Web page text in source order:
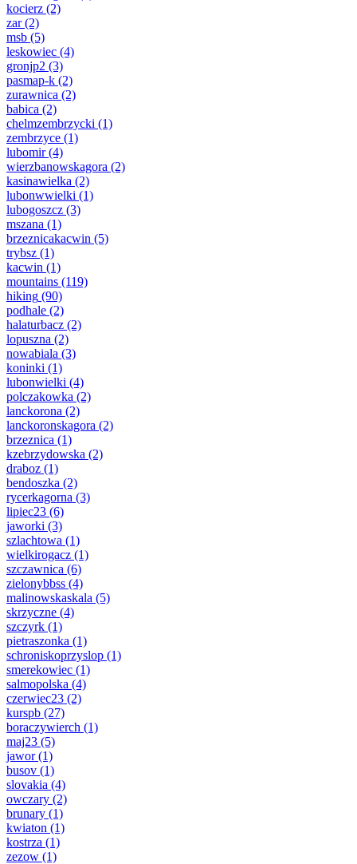
kocierz (2)
zar(2)
msb (5)
leskowiec (4)
gronjp2 (3)
pasmap-k (2)
zurawnica (2)
babica (2)
chelmzembrzycki (1)
zembrzyce (1)
lubomir(4)
wierzbanowskagora (2)
kasinawielka (2)
lubonwwielki (1)
lubogoszcz (3)
mszana (1)
brzeznicakacwin (5)
trybsz (1)
kacwin (1)
mountains (119)
hiking (90)
podhale (2)
halaturbacz (2)
lopuszna (2)
nowabiala (3)
koninki (1)
lubonwielki (4)
polczakowka (2)
lanckorona (2)
lanckoronskagora (2)
brzeznica (1)
kzebrzydowska (2)
draboz (1)
bendoszka (2)
rycerkagorna (3)
lipiec23 (6)
jaworki (3)
szlachtowa (1)
wielkirogacz (1)
szczawnica (6)
zielonybbss (4)
malinowskaskala (5)
skrzyczne (4)
szczyrk (1)
pietraszonka (1)
schroniskoprzyslop (1)
smerekowiec (1)
salmopolska (4)
czerwiec23 (2)
kurspb (27)
boraczywierch (1)
maj23 (5)
jawor(1)
busov (1)
slovakia (4)
owczary (2)
brunary (1)
kwiaton (1)
kostrza (1)
zezow (1)